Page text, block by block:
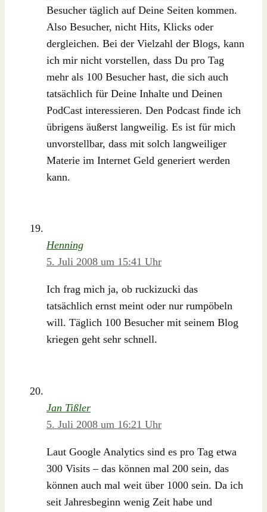
Besucher täglich auf Deine Seiten kommen.
Also Besucher, nicht Hits, Klicks oder
dergleichen. Bei der Vielzahl der Blogs, kann
ich mir nicht vorstellen, dass Du pro Tag
mehr als 100 Besucher hast, die sich auch
tatsächlich für Deine Inhalte und Deinen
PodCast interessieren. Den Podcast finde ich
übrigens äußerst langweilig. Es ist für mich
unvorstellbar, dass mit solch langweiliger
Materie im Internet Geld generiert werden
kann.
Henning
5. Juli 2008 um 15:41 Uhr
Ich frag mich ja, ob ruckizucki das
tatsächlich ernst meint oder nur rumpöbeln
will. Täglich 100 Besucher mit seinem Blog
kriegen geht sehr schnell.
Jan Tißler
5. Juli 2008 um 16:21 Uhr
Laut Google Analytics sind es pro Tag etwa
300 Visits – das können mal 200 sein, das
können auch mal weit über 1000 sein. Da ich
seit Jahresbeginn wenig Zeit habe und